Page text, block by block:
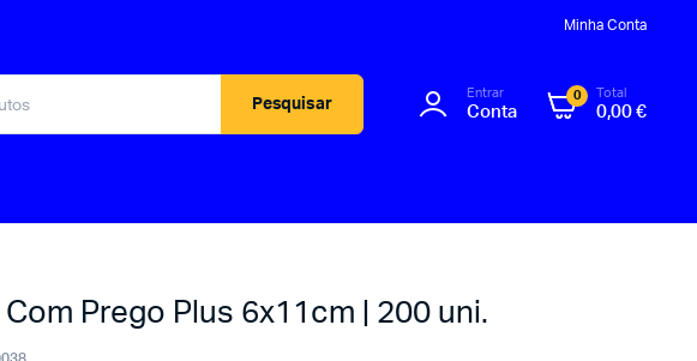
Minha Conta
Pesquisar
Entrar
Conta
0 Total
0,00€
Com Prego Plus 6x11cm | 200 uni.